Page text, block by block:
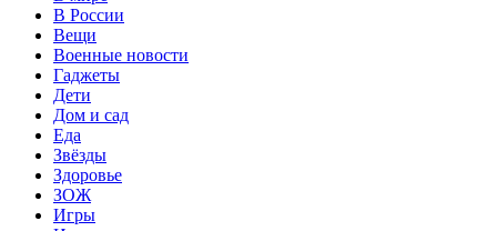
В России
Вещи
Военные новости
Гаджеты
Дети
Дом и сад
Еда
Звёзды
Здоровье
ЗОЖ
Игры